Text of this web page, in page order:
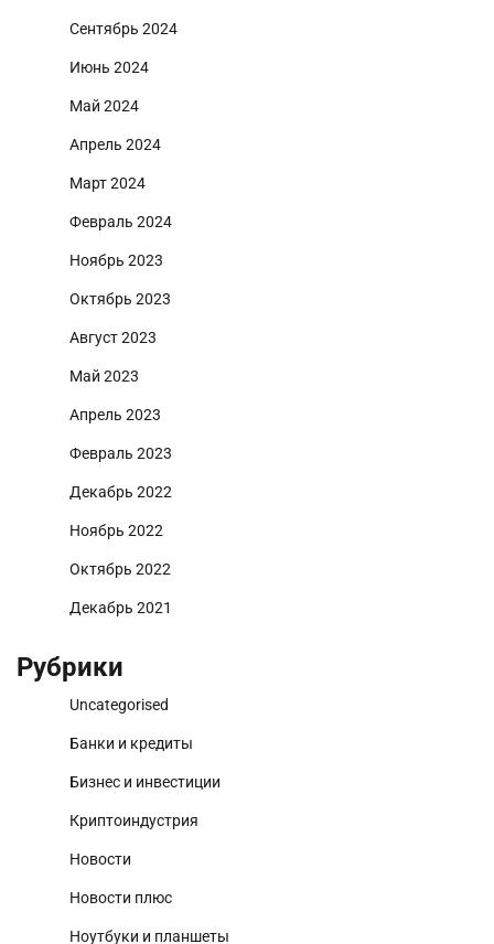
Сентябрь 2024
Июнь 2024
Май 2024
Апрель 2024
Март 2024
Февраль 2024
Ноябрь 2023
Октябрь 2023
Август 2023
Май 2023
Апрель 2023
Февраль 2023
Декабрь 2022
Ноябрь 2022
Октябрь 2022
Декабрь 2021
Рубрики
Uncategorised
Банки и кредиты
Бизнес и инвестиции
Криптоиндустрия
Новости
Новости плюс
Ноутбуки и планшеты